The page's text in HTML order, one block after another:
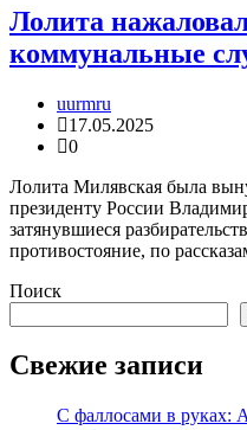
Лолита
коммунальные
uurmru
17.05.2025
0
Лолита Милявская была
президенту России
затянувшиеся
противостояние, по
Поиск
Свежие записи
С фаллосами в руках: